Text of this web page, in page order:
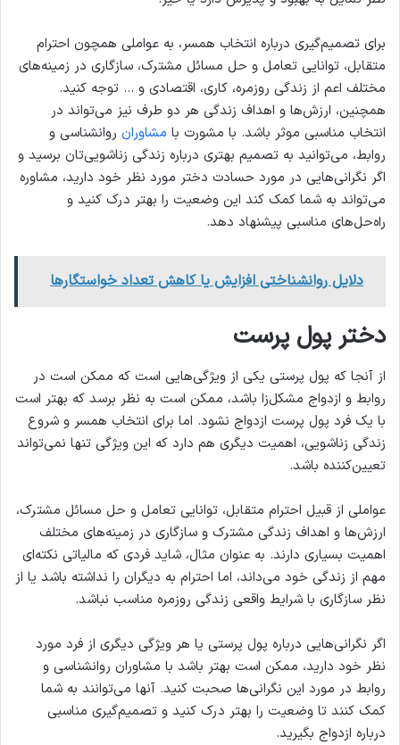
برای تصمیم‌گیری درباره انتخاب همسر، به عواملی همچون احترام
متقابل، توانایی تعامل و حل مسائل مشترک، سازگاری در زمینه‌های
مختلف اعم از زندگی روزمره، کاری، اقتصادی و … توجه کنید.
همچنین، ارزش‌ها و اهداف زندگی هر دو طرف نیز می‌تواند در
انتخاب مناسبی موثر باشد. با مشورت با مشاوران روانشناسی و
روابط، می‌توانید به تصمیم بهتری درباره زندگی زناشویی‌تان برسید و
اگر نگرانی‌هایی در مورد حسادت دختر مورد نظر خود دارید، مشاوره
می‌تواند به شما کمک کند این وضعیت را بهتر درک کنید و
راه‌حل‌های مناسبی پیشنهاد دهد.
دلایل روانشناختی افزایش یا کاهش تعداد خواستگارها
دختر پول پرست
از آنجا که پول پرستی یکی از ویژگی‌هایی است که ممکن است در
روابط و ازدواج مشکل‌زا باشد، ممکن است به نظر برسد که بهتر است
با یک فرد پول پرست ازدواج نشود. اما برای انتخاب همسر و شروع
زندگی زناشویی، اهمیت دیگری هم دارد که این ویژگی تنها نمی‌تواند
تعیین‌کننده باشد.
عواملی از قبیل احترام متقابل، توانایی تعامل و حل مسائل مشترک،
ارزش‌ها و اهداف زندگی مشترک و سازگاری در زمینه‌های مختلف
اهمیت بسیاری دارند. به عنوان مثال، شاید فردی که مالیاتی نکته‌ای
مهم از زندگی خود می‌داند، اما احترام به دیگران را نداشته باشد یا از
نظر سازگاری با شرایط واقعی زندگی روزمره مناسب نباشد.
اگر نگرانی‌هایی درباره پول پرستی یا هر ویژگی دیگری از فرد مورد
نظر خود دارید، ممکن است بهتر باشد با مشاوران روانشناسی و
روابط در مورد این نگرانی‌ها صحبت کنید. آنها می‌توانند به شما
کمک کنند تا وضعیت را بهتر درک کنید و تصمیم‌گیری مناسبی
درباره ازدواج بگیرید.